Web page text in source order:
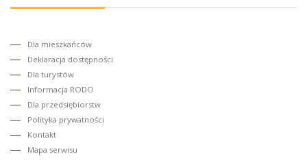
Dla mieszkańców
Deklaracja dostępności
Dla turystów
Informacja RODO
Dla przedsiębiorstw
Polityka prywatności
Kontakt
Mapa serwisu